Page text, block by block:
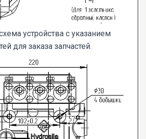
устройства с указанием
для заказа запчастей.